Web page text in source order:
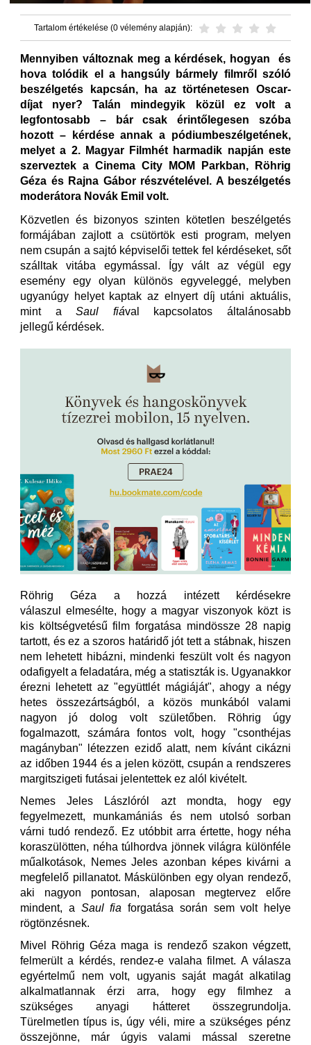
Tartalom értékelése (0 vélemény alapján):
Mennyiben változnak meg a kérdések, hogyan és
hova tolódik el a hangsúly bármely filmről szóló
beszélgetés kapcsán, ha az történetesen Oscar-
díjat nyer? Talán mindegyik közül ez volt a
legfontosabb – bár csak érintőlegesen szóba
hozott – kérdése annak a pódiumbeszélgetének,
melyet a 2. Magyar Filmhét harmadik napján este
szerveztek a Cinema City MOM Parkban, Röhrig
Géza és Rajna Gábor részvételével. A beszélgetés
moderátora Novák Emil volt.
Közvetlen és bizonyos szinten kötetlen beszélgetés
formájában zajlott a csütörtök esti program, melyen
nem csupán a sajtó képviselői tettek fel kérdéseket, sőt
szálltak vitába egymással. Így vált az végül egy
esemény egy olyan különös egyveleggé, melyben
ugyanúgy helyet kaptak az elnyert díj utáni aktuális,
mint aSaul fiával kapcsolatos általánosabb
jellegű kérdések.
Röhrig Géza a hozzá intézett kérdésekre
válaszul elmesélte, hogy a magyar viszonyok közt is
kis költségvetésű film forgatása mindössze 28 napig
tartott, és ez a szoros határidő jót tett a stábnak, hiszen
nem lehetett hibázni, mindenki feszült volt és nagyon
odafigyelt a feladatára, még a statiszták is. Ugyanakkor
érezni lehetett az "együttlét mágiáját", ahogy a négy
hetes összezártságból, a közös munkából valami
nagyon jó dolog volt születőben. Röhrig úgy
fogalmazott, számára fontos volt, hogy "csonthéjas
magányban" létezzen ezidő alatt, nem kívánt cikázni
az időben 1944 és a jelen között, csupán a rendszeres
margitszigeti futásai jelentettek ez alól kivételt.
Nemes Jeles Lászlóról azt mondta, hogy egy
fegyelmezett, munkamániás és nem utolsó sorban
várni tudó rendező. Ez utóbbit arra értette, hogy néha
koraszülötten, néha túlhordva jönnek világra különféle
műalkotások, Nemes Jeles azonban képes kivárni a
megfelelő pillanatot. Máskülönben egy olyan rendező,
aki nagyon pontosan, alaposan megtervez előre
mindent, a Saul fia forgatása során sem volt helye
rögtönzésnek.
Mivel Röhrig Géza maga is rendező szakon végzett,
felmerült a kérdés, rendez-e valaha filmet. A válasza
egyértelmű nem volt, ugyanis saját magát alkatilag
alkalmatlannak érzi arra, hogy egy filmhez a
szükséges anyagi hátteret összegrundolja.
Türelmetlen típus is, úgy véli, mire a szükséges pénz
összejönne, már úgyis valami mással szeretne